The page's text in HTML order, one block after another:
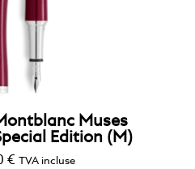
Muses
Edition (M)
€ TVA incluse